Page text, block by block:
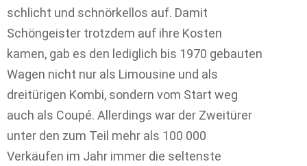
schlicht und schnörkellos auf. Damit
Schöngeister trotzdem auf ihre Kosten
kamen, gab es den lediglich bis 1970 gebauten
Wagen nicht nur als Limousine und als
dreitürigen Kombi, sondern vom Start weg
auch als Coupé. Allerdings war der Zweitürer
unter den zum Teil mehr als 100 000
Verkäufen im Jahr immer die seltenste